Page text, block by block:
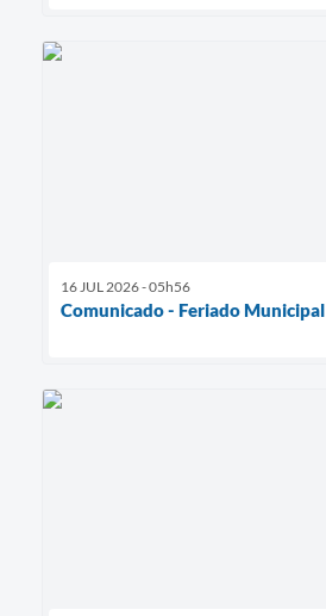
16 JUL 2026 - 05h56
Comunicado - Feriado Municipal